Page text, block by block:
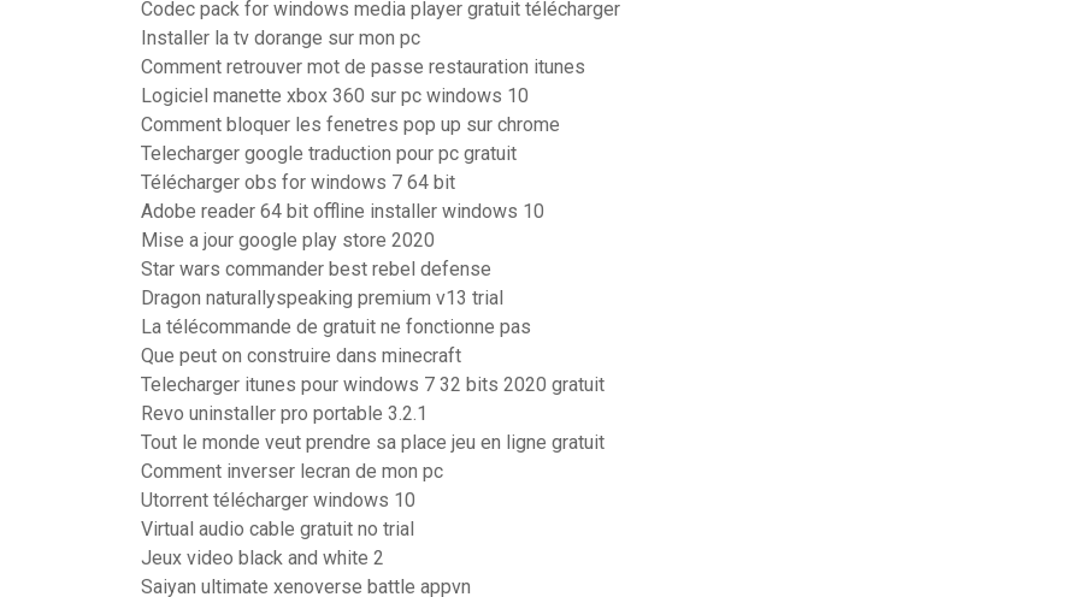
Codec pack for windows media player gratuit télécharger
Installer la tv dorange sur mon pc
Comment retrouver mot de passe restauration itunes
Logiciel manette xbox 360 sur pc windows 10
Comment bloquer les fenetres pop up sur chrome
Telecharger google traduction pour pc gratuit
Télécharger obs for windows 7 64 bit
Adobe reader 64 bit offline installer windows 10
Mise a jour google play store 2020
Star wars commander best rebel defense
Dragon naturallyspeaking premium v13 trial
La télécommande de gratuit ne fonctionne pas
Que peut on construire dans minecraft
Telecharger itunes pour windows 7 32 bits 2020 gratuit
Revo uninstaller pro portable 3.2.1
Tout le monde veut prendre sa place jeu en ligne gratuit
Comment inverser lecran de mon pc
Utorrent télécharger windows 10
Virtual audio cable gratuit no trial
Jeux video black and white 2
Saiyan ultimate xenoverse battle appvn